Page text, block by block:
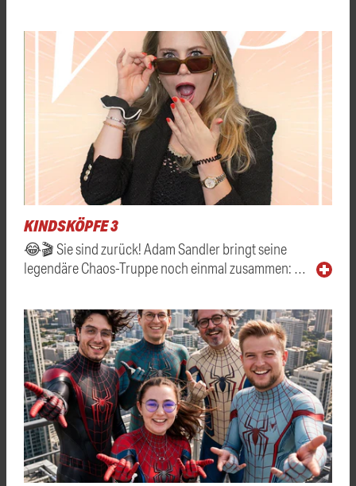
KINDSKÖPFE 3
😂🎬 Sie sind zurück! Adam Sandler bringt seine
legendäre Chaos-Truppe noch einmal zusammen: …